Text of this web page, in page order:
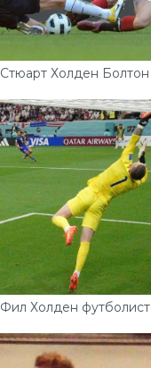
Стюарт Холден Болтон
Фил Холден футболист